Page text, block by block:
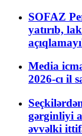
SOFAZ
yatırıb,
Media
2026-cı il
gərginliyi
əvvəlki